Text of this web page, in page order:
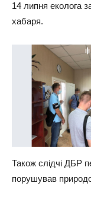
14 липня еколога
хабаря.
Також слідчі ДБР
порушував